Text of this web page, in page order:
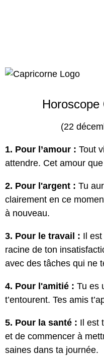
Horoscope
(22
1. Pour l’amour : Tout
attendre. Cet amour
2. Pour l'argent : Tu
clairement en ce
à nouveau.
3. Pour le travail : Il
racine de ton
avec des tâches qui ne
4. Pour l'amitié : Tu es
t’entourent. Tes amis
5. Pour la santé : Il est
et de commencer à
saines dans ta journée.